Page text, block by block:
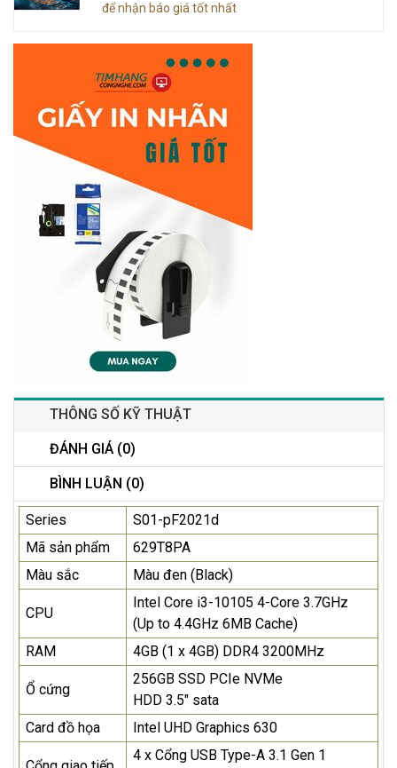
để nhận báo giá tốt nhất
THÔNG SỐ KỸ THUẬT
ĐÁNH GIÁ (0)
BÌNH LUẬN (0)
Series
S01-pF2021d
Mã sản phẩm
629T8PA
Màu sắc
Màu đen (Black)
CPU
Intel Core i3-10105 4-Core 3.7GHz
(Up to 4.4GHz 6MB Cache)
RAM
4GB (1 x 4GB) DDR4 3200MHz
Ổ cứng
256GB SSD PCIe NVMe
HDD 3.5" sata
Card đồ họa
Intel UHD Graphics 630
4 x Cổng USB Type-A 3.1 Gen 1